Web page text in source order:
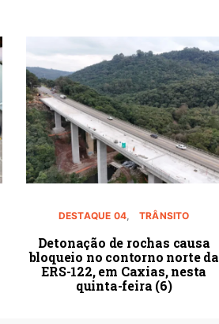
DESTAQUE 04 TRÂNSITO
Detonação de rochas causa
bloqueio no contorno norte da
ERS-122, em Caxias, nesta
quinta-feira (6)